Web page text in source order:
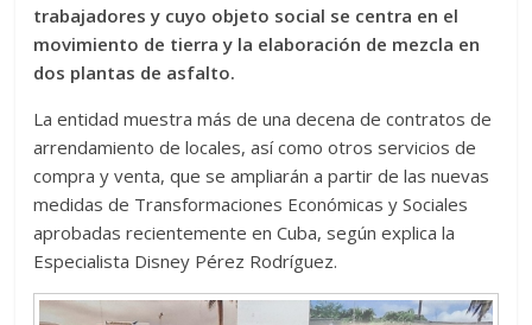
trabajadores y cuyo objeto social se centra en el
movimiento de tierra y la elaboración de mezcla en
dos plantas de asfalto.
La entidad muestra más de una decena de contratos de
arrendamiento de locales, así como otros servicios de
compra y venta, que se ampliarán a partir de las nuevas
medidas de Transformaciones Económicas y Sociales
aprobadas recientemente en Cuba, según explica la
Especialista Disney Pérez Rodríguez.